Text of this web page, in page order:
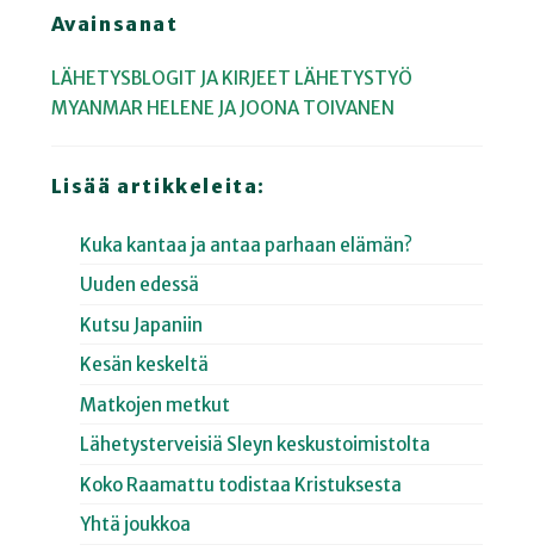
Avainsanat
LÄHETYSBLOGIT JA KIRJEET LÄHETYSTYÖ
MYANMAR HELENE JA JOONA TOIVANEN
Lisää artikkeleita:
Kuka kantaa ja antaa parhaan elämän?
Uuden edessä
Kutsu Japaniin
Kesän keskeltä
Matkojen metkut
Lähetysterveisiä Sleyn keskustoimistolta
Koko Raamattu todistaa Kristuksesta
Yhtä joukkoa